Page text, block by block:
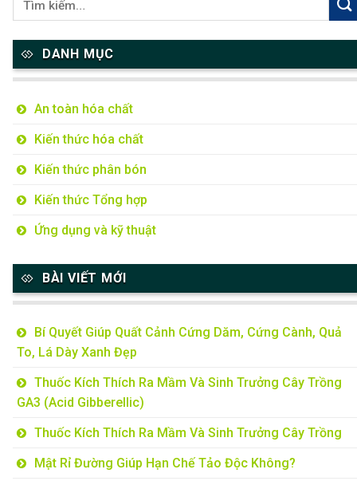
DANH MỤC
An toàn hóa chất
Kiến thức hóa chất
Kiến thức phân bón
Kiến thức Tổng hợp
Ứng dụng và kỹ thuật
BÀI VIẾT MỚI
Bí Quyết Giúp Quất Cảnh Cứng Dăm, Cứng Cành, Quả
To, Lá Dày Xanh Đẹp
Thuốc Kích Thích Ra Mầm Và Sinh Trưởng Cây Trồng
GA3 (Acid Gibberellic)
Thuốc Kích Thích Ra Mầm Và Sinh Trưởng Cây Trồng
Mật Rỉ Đường Giúp Hạn Chế Tảo Độc Không?